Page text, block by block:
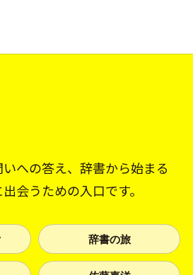
への答え、辞書から始まる
会うための入口です。
辞書の旅